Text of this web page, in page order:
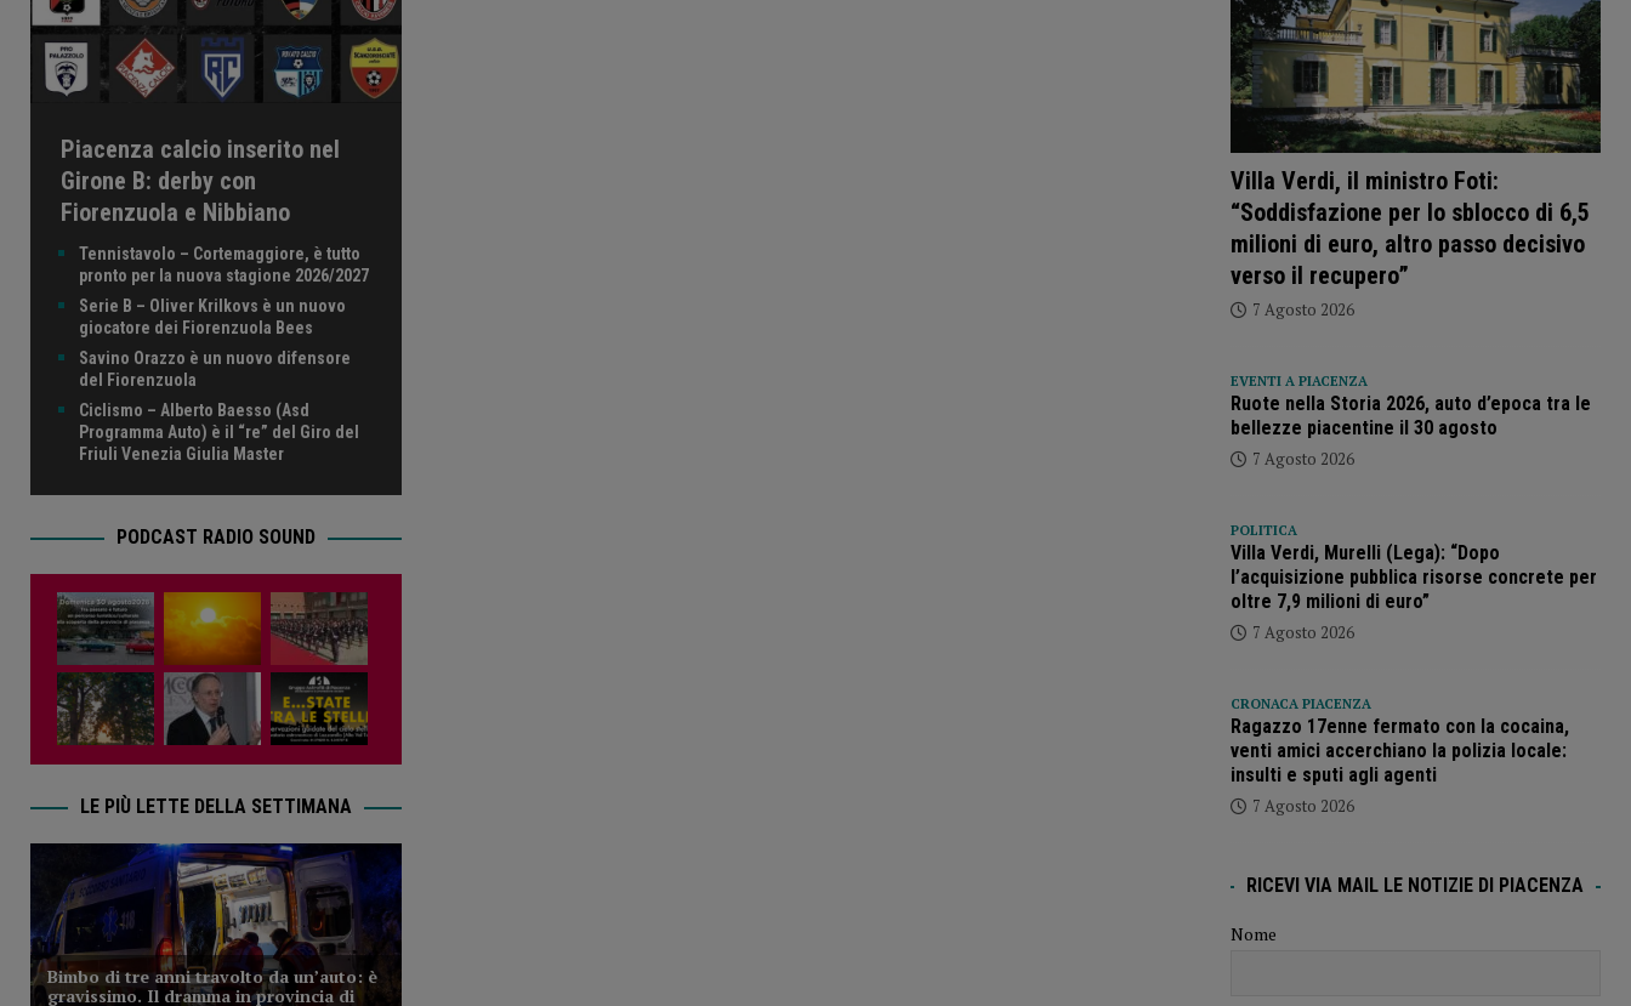
Piacenza calcio inserito nel
Girone B: derby con
Fiorenzuola e Nibbiano
Tennistavolo – Cortemaggiore, è tutto
pronto per la nuova stagione 2026/2027
Serie B – Oliver Krilkovs è un nuovo
giocatore dei Fiorenzuola Bees
Savino Orazzo è un nuovo difensore
del Fiorenzuola
Ciclismo – Alberto Baesso (Asd
Programma Auto) è il “re” del Giro del
Friuli Venezia Giulia Master
PODCAST RADIO SOUND
LE PIÙ LETTE DELLA SETTIMANA
Villa Verdi, il ministro Foti:
“Soddisfazione per lo sblocco di 6,5
milioni di euro, altro passo decisivo
verso il recupero”
7 Agosto 2026
EVENTI A PIACENZA
Ruote nella Storia 2026, auto d’epoca tra le
bellezze piacentine il 30 agosto
7 Agosto 2026
POLITICA
Villa Verdi, Murelli (Lega): “Dopo
l’acquisizione pubblica risorse concrete per
oltre 7,9 milioni di euro”
7 Agosto 2026
CRONACA PIACENZA
Ragazzo 17enne fermato con la cocaina,
venti amici accerchiano la polizia locale:
insulti e sputi agli agenti
7 Agosto 2026
RICEVI VIA MAIL LE NOTIZIE DI PIACENZA
Nome